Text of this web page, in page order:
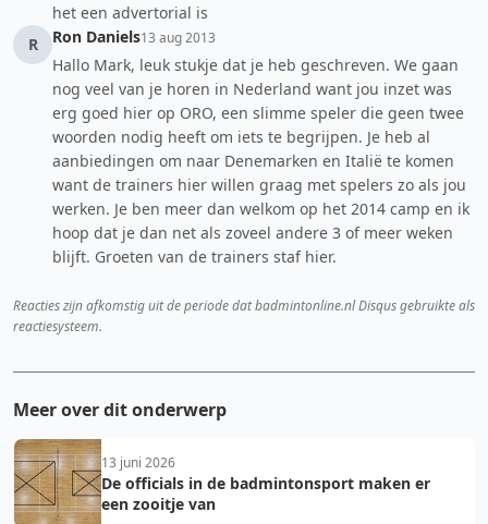
het een advertorial is
R
Ron Daniels13 aug 2013
Hallo Mark, leuk stukje dat je heb geschreven. We gaan
nog veel van je horen in Nederland want jou inzet was
erg goed hier op ORO, een slimme speler die geen twee
woorden nodig heeft om iets te begrijpen. Je heb al
aanbiedingen om naar Denemarken en Italië te komen
want de trainers hier willen graag met spelers zo als jou
werken. Je ben meer dan welkom op het 2014 camp en ik
hoop dat je dan net als zoveel andere 3 of meer weken
blijft. Groeten van de trainers staf hier.
Reacties zijn afkomstig uit de periode dat badmintonline.nl Disqus gebruikte als
reactiesysteem.
Meer over dit onderwerp
13 juni 2026
De officials in de badmintonsport maken er
een zooitje van